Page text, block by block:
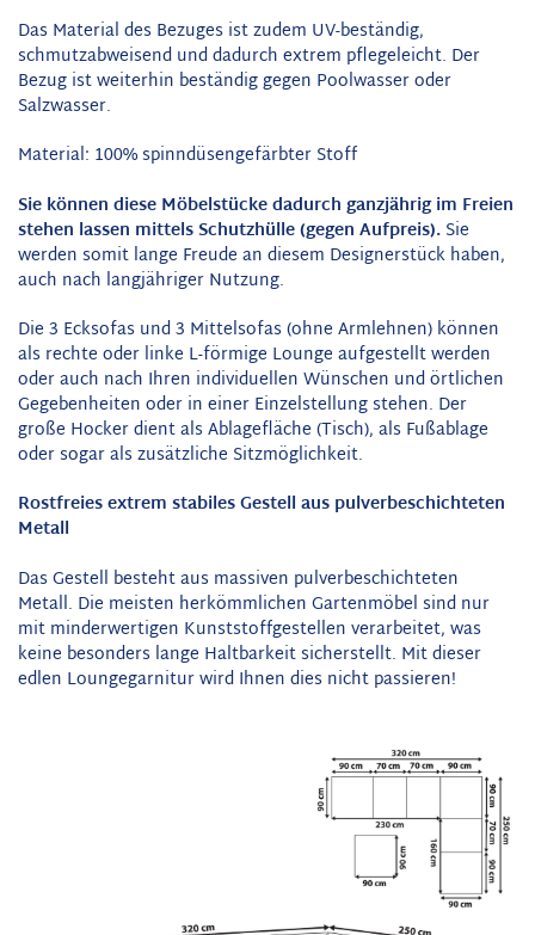
Das Material des Bezuges ist zudem UV-beständig,
schmutzabweisend und dadurch extrem pflegeleicht. Der
Bezug ist weiterhin beständig gegen Poolwasser oder
Salzwasser.
Material: 100% spinndüsengefärbter Stoff
Sie können diese Möbelstücke dadurch ganzjährig im Freien
stehen lassen mittels Schutzhülle (gegen Aufpreis). Sie
werden somit lange Freude an diesem Designerstück haben,
auch nach langjähriger Nutzung.
Die 3 Ecksofas und 3 Mittelsofas (ohne Armlehnen) können
als rechte oder linke L-förmige Lounge aufgestellt werden
oder auch nach Ihren individuellen Wünschen und örtlichen
Gegebenheiten oder in einer Einzelstellung stehen. Der
große Hocker dient als Ablagefläche (Tisch), als Fußablage
oder sogar als zusätzliche Sitzmöglichkeit.
Rostfreies extrem stabiles Gestell aus pulverbeschichteten
Metall
Das Gestell besteht aus massiven pulverbeschichteten
Metall. Die meisten herkömmlichen Gartenmöbel sind nur
mit minderwertigen Kunststoffgestellen verarbeitet, was
keine besonders lange Haltbarkeit sicherstellt. Mit dieser
edlen Loungegarnitur wird Ihnen dies nicht passieren!